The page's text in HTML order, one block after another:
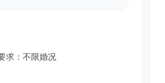
求：不限婚况